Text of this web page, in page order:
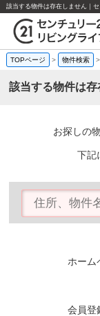
該当する物件は存在しません｜
TOPページ > 物件検索 >
該当する物件は
お探しの
下記
ホーム
会員登